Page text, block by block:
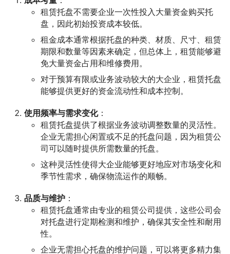
租赁托盘不需要企业一次性投入大量资金购买托
盘，因此初始投资成本较低。
租金成本通常根据托盘的种类、材质、尺寸、租赁
期限和数量等因素来确定，但总体上，租赁能够避
免大量资金占用和维修费用。
对于预算有限或业务波动较大的大企业，租赁托盘
能够提供更好的资金流动性和成本控制。
使用频率与需求变化：
租赁托盘提供了根据业务波动调整数量的灵活性。
企业无需担心闲置或不足的托盘问题，因为租赁公
司可以随时提供所需数量的托盘。
这种灵活性使得大企业能够更好地应对市场变化和
季节性需求，确保物流运作的顺畅。
品质与维护 ：
租赁托盘通常由专业的租赁公司提供，这些公司会
对托盘进行定期检测和维护，确保其安全性和耐用
性。
企业无需担心托盘的维护问题，可以将更多精力集